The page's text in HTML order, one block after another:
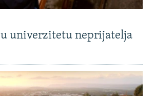
univerzitetu neprijatelja